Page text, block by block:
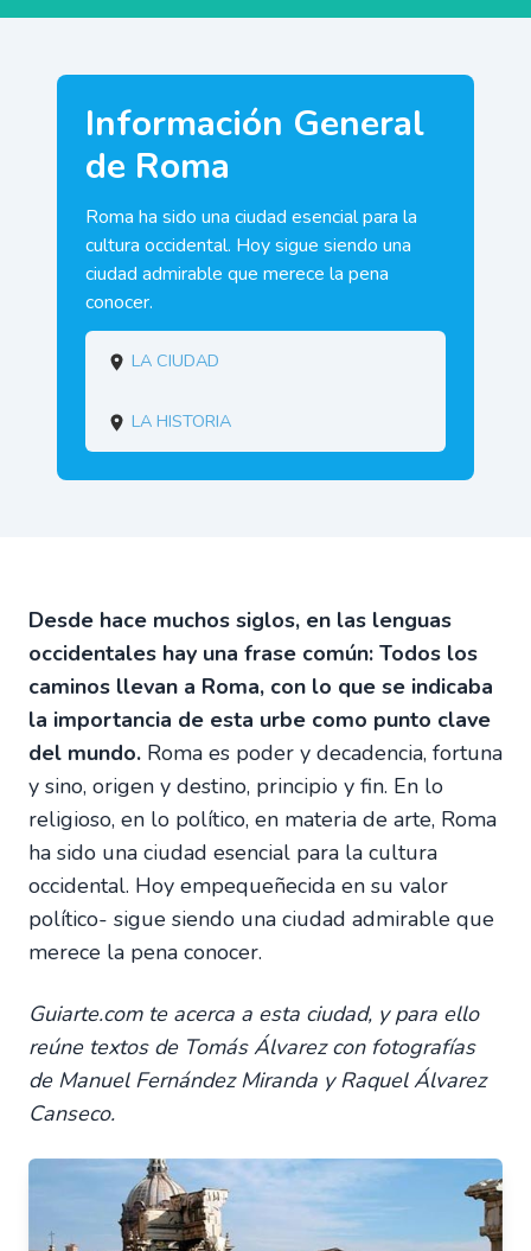
Información General
de Roma
Roma ha sido una ciudad esencial para la
cultura occidental. Hoy sigue siendo una
ciudad admirable que merece la pena
conocer.
La ciudad
La historia
Desde hace muchos siglos, en las lenguas
occidentales hay una frase común: Todos los
caminos llevan a Roma, con lo que se indicaba
la importancia de esta urbe como punto clave
del mundo. Roma es poder y decadencia, fortuna
y sino, origen y destino, principio y fin. En lo
religioso, en lo político, en materia de arte, Roma
ha sido una ciudad esencial para la cultura
occidental. Hoy empequeñecida en su valor
político- sigue siendo una ciudad admirable que
merece la pena conocer.
Guiarte.com te acerca a esta ciudad, y para ello
reúne textos de Tomás Álvarez con fotografías
de Manuel Fernández Miranda y Raquel Álvarez
Canseco.